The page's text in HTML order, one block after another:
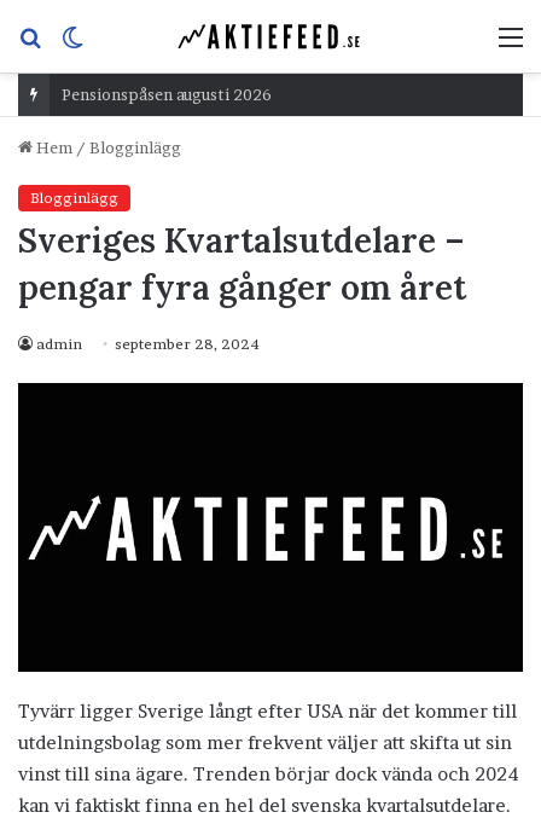
Sök
efterskin
Pensionspåsen augusti 2026
Hem / Blogginlägg
Blogginlägg
Sveriges Kvartalsutdelare –
pengar fyra gånger om året
admin september 28, 2024
Tyvärr ligger Sverige långt efter USA när det kommer till
utdelningsbolag som mer frekvent väljer att skifta ut sin
vinst till sina ägare. Trenden börjar dock vända och 2024
kan vi faktiskt finna en hel del svenska kvartalsutdelare.